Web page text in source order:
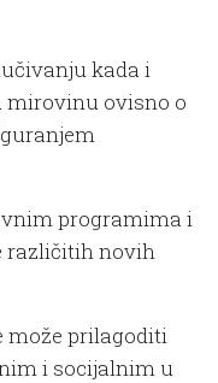
kada i
mirovinu ovisno o
programima i
različitih novih
može prilagoditi
i socijalnim u